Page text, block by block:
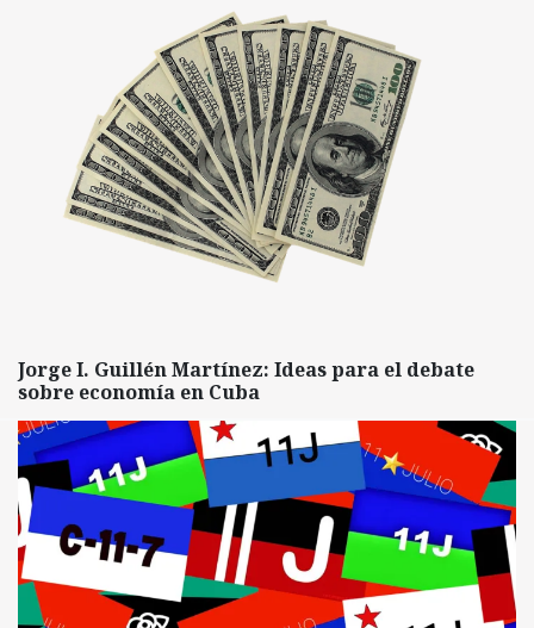
Jorge I. Guillén Martínez: Ideas para el debate
sobre economía en Cuba